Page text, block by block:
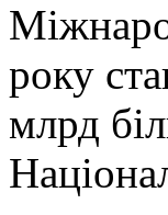
року
млрд